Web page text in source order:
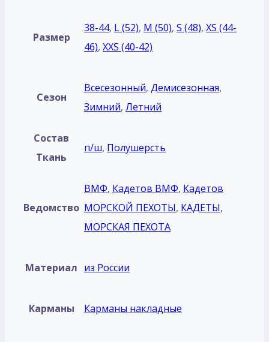
Размер
38-44, L (52), M (50), S (48), XS (44-
46), XXS (40-42)
Сезон
Всесезонный, Демисезонная,
Зимний, Летний
Состав
Ткань
п/ш, Полушерсть
Ведомство
ВМФ, Кадетов ВМФ, Кадетов
МОРСКОЙ ПЕХОТЫ, КАДЕТЫ,
МОРСКАЯ ПЕХОТА
Материал из России
Карманы Карманы накладные